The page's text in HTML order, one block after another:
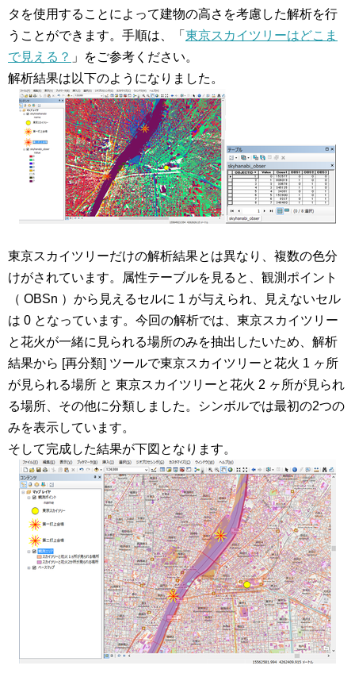
タを使用することによって建物の高さを考慮した解析を行
うことができます。手順は、「 東京スカイツリーはどこま
で見える？ 」をご参考ください。
解析結果は以下のようになりました。
東京スカイツリーだけの解析結果とは異なり、複数の色分
けがされています。属性テーブルを見ると、観測ポイント
（ OBSn ）から見えるセルに 1 が与えられ、見えないセル
は 0 となっています。今回の解析では、東京スカイツリー
と花火が一緒に見られる場所のみを抽出したいため、解析
結果から [再分類] ツールで東京スカイツリーと花火 1 ヶ所
が見られる場所 と 東京スカイツリーと花火 2 ヶ所が見られ
る場所、その他に分類しました。シンボルでは最初の2つの
みを表示しています。
そして完成した結果が下図となります。